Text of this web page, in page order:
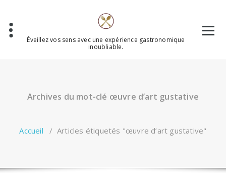
contenu
Éveillez vos sens avec une expérience gastronomique
inoubliable.
Archives du mot-clé œuvre d’art gustative
Accueil /Articles étiquetés "œuvre d’art gustative"